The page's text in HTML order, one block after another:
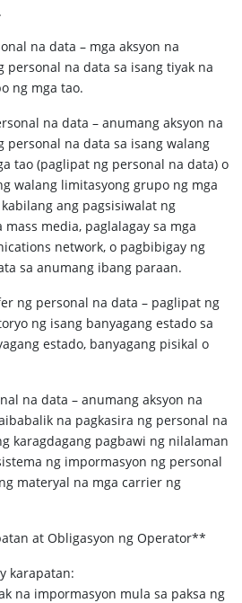
na data – mga aksyon na
personal na data sa isang tiyak na
ng mga tao.
na data – anumang aksyon na
personal na data sa isang walang
tao (paglipat ng personal na data) o
walang limitasyong grupo ng mga
ang pagsisiwalat ng
media, paglalagay sa mga
network, o pagbibigay ng
sa anumang ibang paraan.
ng personal na data – paglipat ng
ng isang banyagang estado sa
estado, banyagang pisikal o
na data – anumang aksyon na
na pagkasira ng personal na
karagdagang pagbawi ng nilalaman
ng impormasyon ng personal
materyal na mga carrier ng
at Obligasyon ng Operator**
karapatan:
na impormasyon mula sa paksa ng